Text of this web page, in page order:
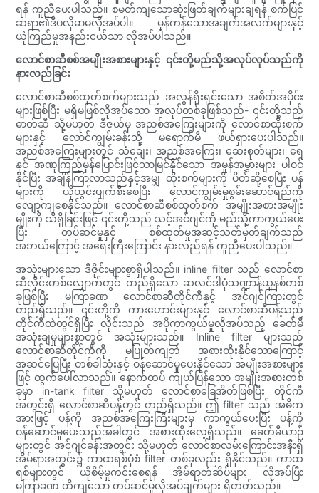
ရန် ကူညီပေးပါသည်။ စမတ်ကျသောဆုံးဖြတ်ချက်များချရန် စက်ပြင်
ဆရာ၏ဒီပလိုမာမလိုအပ်ပါ။ မှန်ကန်သောအချက်အလက်များနှင့်
ယုံကြည်မှုအနည်းငယ်သာ လိုအပ်ပါသည်။
လောင်စာဆီစစ်အမျိုးအစားများနှင့် ၎င်းတို့မည်သို့အလုပ်လုပ်သည်ကို
နားလည်ခြင်း
လောင်စာဆီစစ်ထုတ်စက်များသည် အလွန်ရိုးရှင်းသော အစိတ်အပိုင်း
များဖြစ်ပြီး မရှိမဖြစ်လိုအပ်သော အလုပ်တစ်ခုဖြစ်သည်- ၎င်းတို့သည်
ဓာတ်ဆီ သို့မဟုတ် ဒီဇယ်မှ အညစ်အကြေးများကို လောင်စာထိုးစက်
များနှင့် လောင်ကျွမ်းခန်းသို့ မရောက်မီ ဖယ်ရှားပေးပါသည်။
အညစ်အကြေးများတွင် သံချေး၊ အညစ်အကြေး၊ ဆေးစုတ်များ၊ ရေ
နှင့် အဏုကြည့်မှန်ပြောင်းဖြင့်သာမြင်နိုင်သော အမှုန်အမွှားများ ပါဝင်
နိုင်ပြီး အချိန်ကြာလာသည်နှင့်အမျှ ထိုးစက်များကို ပိတ်ဆို့စေပြီး ပန့်
များကို ယိုယွင်းပျက်စီးစေပြီး လောင်ကျွမ်းမှုစွမ်းဆောင်ရည်ကို
လျော့ကျစေနိုင်သည်။ လောင်စာဆီစစ်ထုတ်စက် အမျိုးအစားအမျိုး
မျိုးကို သိရှိခြင်းဖြင့် ၎င်းတို့သည် သင့်အင်ဂျင်ကို မည်သို့ကာကွယ်ပေး
ပြီး တပ်ဆင်မှုနှင့် စစ်ထုတ်မှုအဆင့်သတ်မှတ်ချက်သည်
အဘယ်ကြောင့် အရေးကြီးကြောင်း နားလည်ရန် ကူညီပေးပါသည်။
အသုံးများသော ဒီဇိုင်းများစွာရှိပါသည်။ inline filter သည် လောင်စာ
ဆီလိုင်းတစ်လျှောက်တွင် တည်ရှိသော ဆလင်ဒါပုံသဏ္ဍာန်ယူနစ်တစ်
ခုဖြစ်ပြီး မကြာခဏ လောင်စာဆီတိုင်ကီနှင့် အင်ဂျင်ကြားတွင်
တည်ရှိသည်။ ၎င်းတို့ကို ကားဟောင်းများနှင့် လောင်စာဆီပန့်သည်
တိုင်ကီထဲတွင်ရှိပြီး လိုင်းသည် အပိုကာကွယ်မှုလိုအပ်သည့် ခေတ်မီ
အသုံးချမှုများစွာတွင် အသုံးများသည်။ Inline filter များသည်
လောင်စာဆီတိုင်ကီကို မပြုတ်ကျဘဲ အစားထိုးနိုင်သောကြောင့်
အဆင်ပြေပြီး တစ်ခါသုံးနှင့် ဝန်ဆောင်မှုပေးနိုင်သော အမျိုးအစားများ
ဖြင့် ထွက်ပေါ်လာသည်။ နောက်ထပ် ကျယ်ပြန့်သော အမျိုးအစားတစ်
ခုမှာ in-tank filter သို့မဟုတ် လောင်စာခြေအိတ်ဖြစ်ပြီး တိုင်ကီ
အတွင်းရှိ လောင်စာဆီပန့်တွင် တည်ရှိသည်။ ဤ filter သည် အဓိက
အားဖြင့် ပန့်ကို အညစ်အကြေးကြီးများမှ ကာကွယ်ပေးပြီး ပန့်ကို
ဝန်ဆောင်မှုပေးသည့်အခါတွင် အစားထိုးလေ့ရှိသည်။ ခေတ်မီယာဉ်
များတွင် အင်ဂျင်ခန်းအတွင်း သို့မဟုတ် လောင်စာလမ်းကြောင်းအနီးရှိ
အိမ်ရာအတွင်း၌ ကာထရစ်ပုံစံ filter တစ်ခုလည်း ရှိနိုင်သည်။ ကာထ
ရစ်များတွင် ယိုစိမ့်မှုကင်းစေရန် အိမ်ရာတံဆိပ်များ လိုအပ်ပြီး
မကြာခဏ တိကျသော တပ်ဆင်မှုလိုအပ်ချက်များ ရှိတတ်သည်။